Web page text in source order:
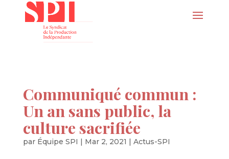
Communiqué commun :
Un an sans public, la
culture sacrifiée
par Équipe SPI | Mar 2, 2021 | Actus-SPI